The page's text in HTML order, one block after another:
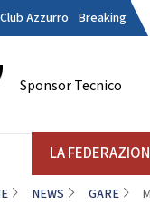
Club Azzurro Breaking
Sponsor Tecnico
LA
NEWS GARE
Tesseramento